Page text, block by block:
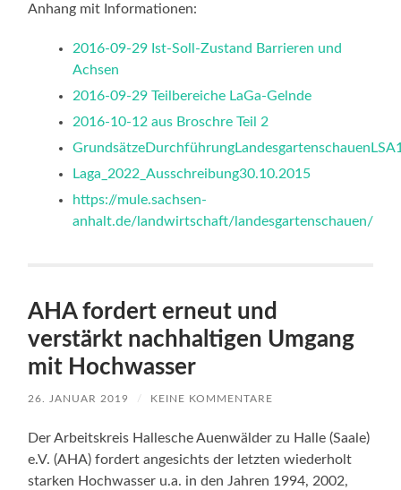
Anhang mit Informationen:
2016-09-29 Ist-Soll-Zustand Barrieren und
Achsen
2016-09-29 Teilbereiche LaGa-Gelnde
2016-10-12 aus Broschre Teil 2
Laga_2022_Ausschreibung30.10.2015
https://mule.sachsen-
anhalt.de/landwirtschaft/landesgartenschauen/
AHA fordert erneut und
verstärkt nachhaltigen Umgang
mit Hochwasser
26. JANUAR 2019 / KEINE KOMMENTARE
Der Arbeitskreis Hallesche Auenwälder zu Halle (Saale)
e.V. (AHA) fordert angesichts der letzten wiederholt
starken Hochwasser u.a. in den Jahren 1994, 2002,